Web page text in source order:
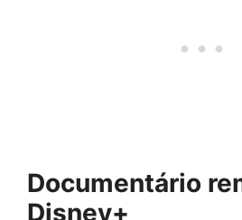
Documentário
Disney+